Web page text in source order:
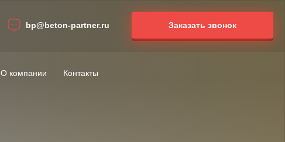
bp@beton-partner.ru Заказать звонок
О компании Контакты